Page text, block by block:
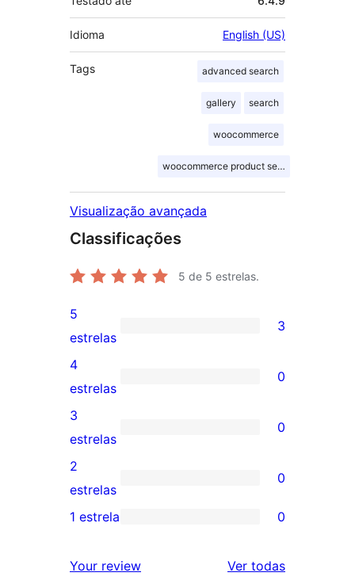
Idioma English (US)
Tags advanced search
gallery search
woocommerce
woocommerce product search
Visualização avançada
Classificações
5 de 5 estrelas.
3
avaliações
com
5
estrelas
5
estrelas
3
0
avaliação
com
4
estrela
4
estrelas
0
0
avaliação
com
3
3
estrelas
0
0
avaliação
2
2
estrelas
0
com
1 estrela 0
Your review Ver todasavaliações